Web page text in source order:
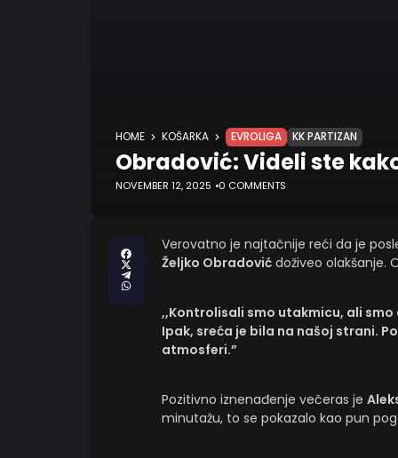
HOME KOŠARKA EVROLIGA KK PARTIZAN
Obradović: Videli ste
NOVEMBER 12, 2025 0 COMMENTS
Verovatno je najtačnije reći da je
Željko Obradović doživeo olakšanje.
,,Kontrolisali smo utakmicu, ali
Ipak, sreća je bila na našoj strani.
atmosferi.”
Pozitivno iznenađenje večeras je
minutažu, to se pokazalo kao pun